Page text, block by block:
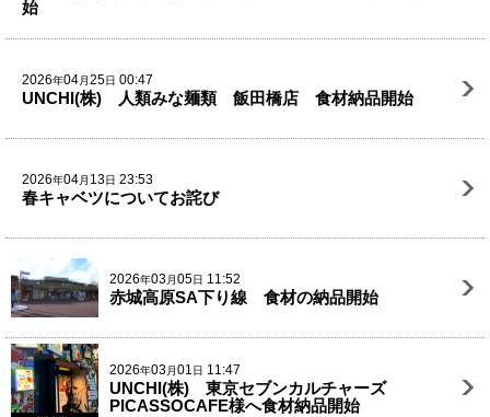
始
2026年04月 25日 00:47
UNCHI(株) 人類みな麺類 飯田橋店 食材納品開始
2026年04月 13日 23:53
春キャベツについてお詫び
2026年03月 05日 11:52
赤城高原SA下り線 食材の納品開始
2026年03月 01 日 11:47
UNCHI(株) 東京セブンカルチャーズ
PICASSOCAFE様へ食材納品開始